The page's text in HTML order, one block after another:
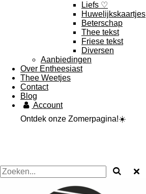
Liefs ♡
Huwelijkskaartjes
Beterschap
Thee tekst
Friese tekst
Diversen
Aanbiedingen
Over Entheesiast
Thee Weetjes
Contact
Blog
Account
Ontdek onze Zomerpagina!☀️